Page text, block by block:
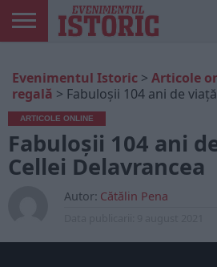
ONLINE
EDIȚII
TIPĂRITE
ISTORIC
PLAY
CONTUL
MEU
Evenimentul Istoric > Articole
regală > Fabuloșii 104 ani de
ARTICOLE ONLINE
Fabuloșii 104 ani
Cellei Delavrancea
Autor: Cătălin Pena